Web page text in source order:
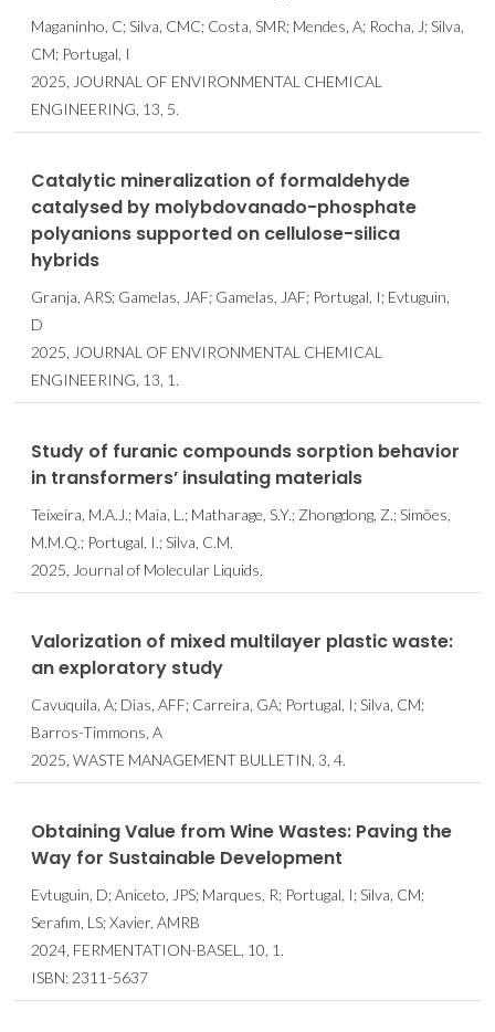
Maganinho, C; Silva, CMC; Costa, SMR; Mendes, A; Rocha, J; Silva,
CM; Portugal, I
2025, JOURNAL OF ENVIRONMENTAL CHEMICAL
ENGINEERING, 13, 5.
Catalytic mineralization of formaldehyde
catalysed by molybdovanado-phosphate
polyanions supported on cellulose-silica
hybrids
Granja, ARS; Gamelas, JAF; Gamelas, JAF; Portugal, I; Evtuguin,
D
2025, JOURNAL OF ENVIRONMENTAL CHEMICAL
ENGINEERING, 13, 1.
Study of furanic compounds sorption behavior
in transformers’ insulating materials
Teixeira, M.A.J.; Maia, L.; Matharage, S.Y.; Zhongdong, Z.; Simões,
M.M.Q.; Portugal, I.; Silva, C.M.
2025, Journal of Molecular Liquids.
Valorization of mixed multilayer plastic waste:
an exploratory study
Cavuquila, A; Dias, AFF; Carreira, GA; Portugal, I; Silva, CM;
Barros-Timmons, A
2025, WASTE MANAGEMENT BULLETIN, 3, 4.
Obtaining Value from Wine Wastes: Paving the
Way for Sustainable Development
Evtuguin, D; Aniceto, JPS; Marques, R; Portugal, I; Silva, CM;
Serafim, LS; Xavier, AMRB
2024, FERMENTATION-BASEL, 10, 1.
ISBN: 2311-5637